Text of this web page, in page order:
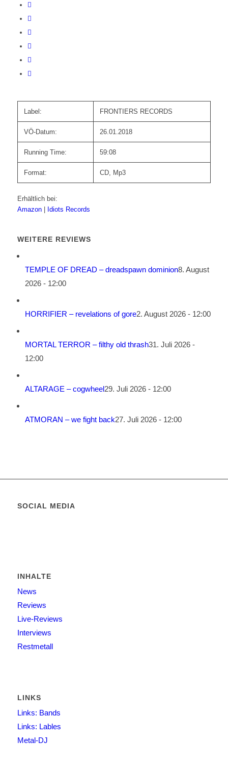
Label: FRONTIERS RECORDS
VÖ-Datum: 26.01.2018
Running Time: 59:08
Format: CD, Mp3
Erhältlich bei:
Amazon
Idiots Records
WEITERE REVIEWS
TEMPLE OF DREAD – dreadspawn dominion8. August
2026 - 12:00
HORRIFIER – revelations of gore2. August 2026 - 12:00
MORTAL TERROR – filthy old thrash31. Juli 2026 -
12:00
ALTARAGE – cogwheel29. Juli 2026 - 12:00
ATMORAN – we fight back27. Juli 2026 - 12:00
SOCIAL MEDIA
INHALTE
News
Reviews
Live-Reviews
Interviews
Restmetall
LINKS
Links: Bands
Links: Lables
Metal-DJ